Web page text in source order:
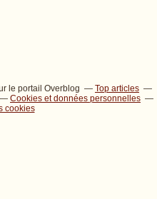
le portail Overblog
Top articles
Cookies et données personnelles
cookies